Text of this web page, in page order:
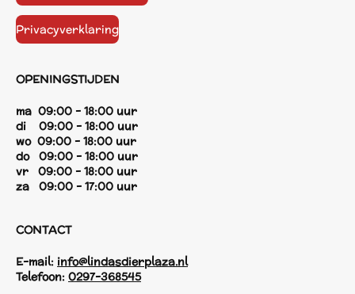
Privacyverklaring
OPENINGSTIJDEN
ma 09:00 - 18:00 uur
di 09:00 - 18:00 uur
wo 09:00 - 18:00 uur
do 09:00 - 18:00 uur
vr 09:00 - 18:00 uur
za 09:00 - 17:00 uur
CONTACT
E-mail: info@lindasdierplaza.nl
Telefoon: 0297-368545